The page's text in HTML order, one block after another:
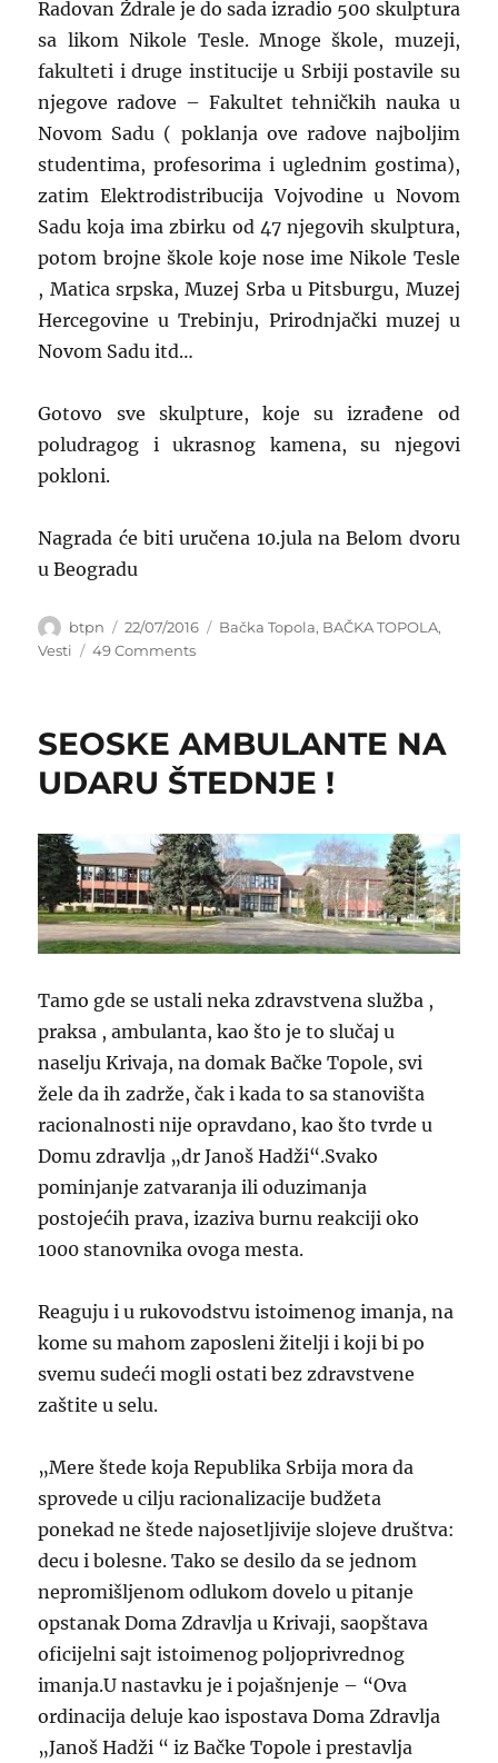
Radovan Ždrale je do sada izradio 500 skulptura
sa likom Nikole Tesle. Mnoge škole, muzeji,
fakulteti i druge institucije u Srbiji postavile su
njegove radove – Fakultet tehničkih nauka u
Novom Sadu ( poklanja ove radove najboljim
studentima, profesorima i uglednim gostima),
zatim Elektrodistribucija Vojvodine u Novom
Sadu koja ima zbirku od 47 njegovih skulptura,
potom brojne škole koje nose ime Nikole Tesle
, Matica srpska, Muzej Srba u Pitsburgu, Muzej
Hercegovine u Trebinju, Prirodnjački muzej u
Novom Sadu itd…
Gotovo sve skulpture, koje su izrađene od
poludragog i ukrasnog kamena, su njegovi
pokloni.
Nagrada će biti uručena 10.jula na Belom dvoru
u Beogradu
Author
btpn
Posted
on
22/07/2016 Categories
Bačka Topola, BAČKA TOPOLA,
Vesti
49 Commentson
TESLINE
SEOSKE AMBULANTE NA
UDARU ŠTEDNJE !
Tamo gde se ustali neka zdravstvena služba ,
praksa , ambulanta, kao što je to slučaj u
naselju Krivaja, na domak Bačke Topole, svi
žele da ih zadrže, čak i kada to sa stanovišta
racionalnosti nije opravdano, kao što tvrde u
Domu zdravlja „dr Janoš Hadži“.Svako
pominjanje zatvaranja ili oduzimanja
postojećih prava, izaziva burnu reakciji oko
1000 stanovnika ovoga mesta.
Reaguju i u rukovodstvu istoimenog imanja, na
kome su mahom zaposleni žitelji i koji bi po
svemu sudeći mogli ostati bez zdravstvene
zaštite u selu.
„Mere štede koja Republika Srbija mora da
sprovede u cilju racionalizacije budžeta
ponekad ne štede najosetljivije slojeve društva:
decu i bolesne. Tako se desilo da se jednom
nepromišljenom odlukom dovelo u pitanje
opstanak Doma Zdravlja u Krivaji,saopštava
oficijelni sajt istoimenog poljoprivrednog
imanja.U nastavku je i pojašnjenje – “Ova
ordinacija deluje kao ispostava Doma Zdravlja
„Janoš Hadži “iz Bačke Topole i prestavlja